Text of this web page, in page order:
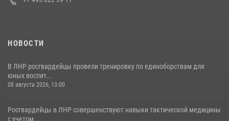
НОВОСТИ
В ЛНР росгвардейцы провели тренировку по единоборствам для
юных воспит...
08 августа 2026, 13:00
Росгвардейцы в ЛНР совершенствуют навыки тактической медицины
с учетом...